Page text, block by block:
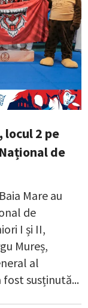
locul 2 pe
de
Mare au
de
I și II,
Mureș,
al
susținută